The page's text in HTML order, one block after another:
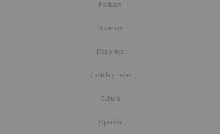
Podcast
Provincia
Deportes
Castilla y León
Cultura
Opinión